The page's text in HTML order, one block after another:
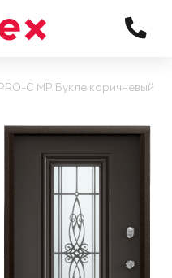
C MP Букле коричневый